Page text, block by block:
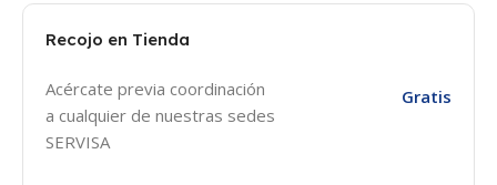
INDICE CARGA
Recojo en Tienda
Acércate previa coordinación
a cualquier de nuestras sedes
SERVISA
Gratis